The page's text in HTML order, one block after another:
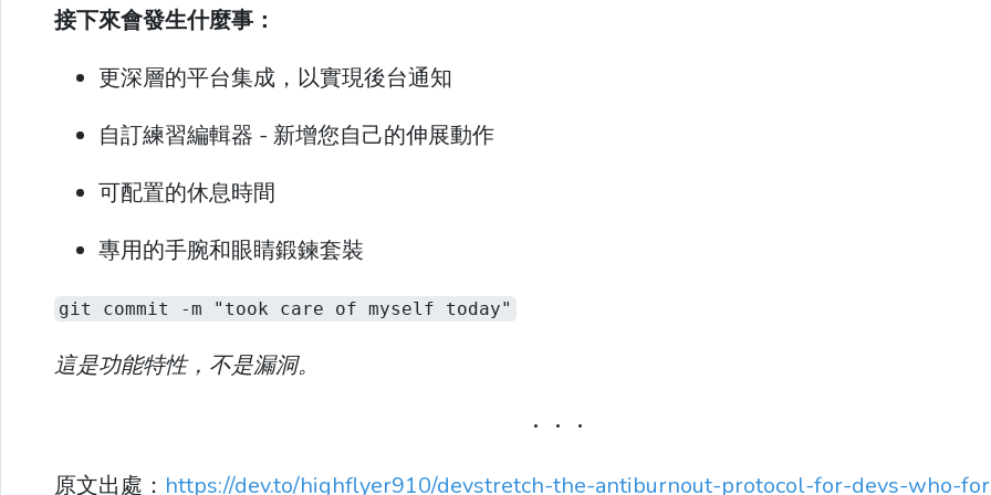
接下來會發生什麼事：
更深層的平台集成，以實現後台通知
自訂練習編輯器 - 新增您自己的伸展動作
可配置的休息時間
專用的手腕和眼睛鍛鍊套裝
git commit -m "took care of myself today"
這是功能特性，不是漏洞。
原文出處： https://dev.to/highflyer910/devstretch-the-antiburnout-protocol-for-devs-who-